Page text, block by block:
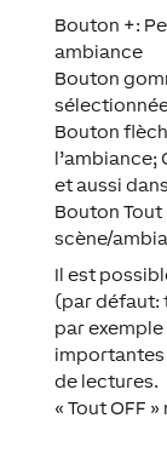
Bouton +:
ambiance
Bouton
Bouton
l’ambiance;
et aussi
Bouton
scène/
Il est
(par défaut:
par
importantes
de lectures.
« Tout OFF